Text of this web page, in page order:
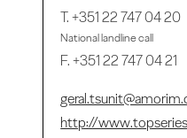
T.+351 22 747 04 20
National landline call
F. +351 22 747 04 21
http://